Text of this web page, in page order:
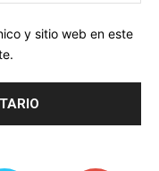
y sitio web en este